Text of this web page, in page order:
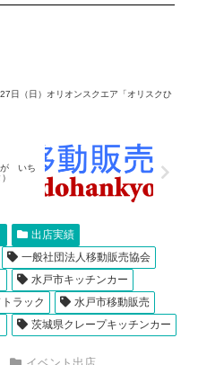
日（日）オリオンスクエア「オリスクひ
が いち
出店実績
一般社団法人移動販売協会
水戸市キッチンカー
ラック
水戸市移動販売
茨城県クレープキッチンカー